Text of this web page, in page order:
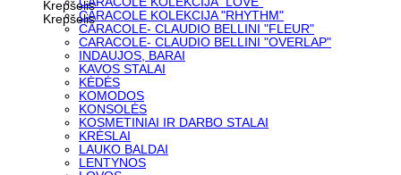
Krepšelis
KrepšelisCARACOLE KOLEKCIJA "RHYTHM"
CARACOLE- CLAUDIO BELLINI "FLEUR"
CARACOLE- CLAUDIO BELLINI "OVERLAP"
INDAUJOS, BARAI
KAVOS STALAI
KĖDĖS
KOMODOS
KONSOLĖS
KOSMETINIAI IR DARBO STALAI
KRĖSLAI
LAUKO BALDAI
LENTYNOS